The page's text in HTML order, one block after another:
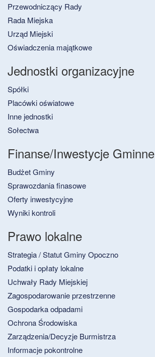
Przewodniczący Rady
Rada Miejska
Urząd Miejski
Oświadczenia majątkowe
Jednostki organizacyjne
Spółki
Placówki oświatowe
Inne jednostki
Sołectwa
Finanse/Inwestycje Gminne
Budżet Gminy
Sprawozdania finasowe
Oferty inwestycyjne
Wyniki kontroli
Prawo lokalne
Strategia / Statut Gminy Opoczno
Podatki i opłaty lokalne
Uchwały Rady Miejskiej
Zagospodarowanie przestrzenne
Gospodarka odpadami
Ochrona Środowiska
Zarządzenia/Decyzje Burmistrza
Informacje pokontrolne